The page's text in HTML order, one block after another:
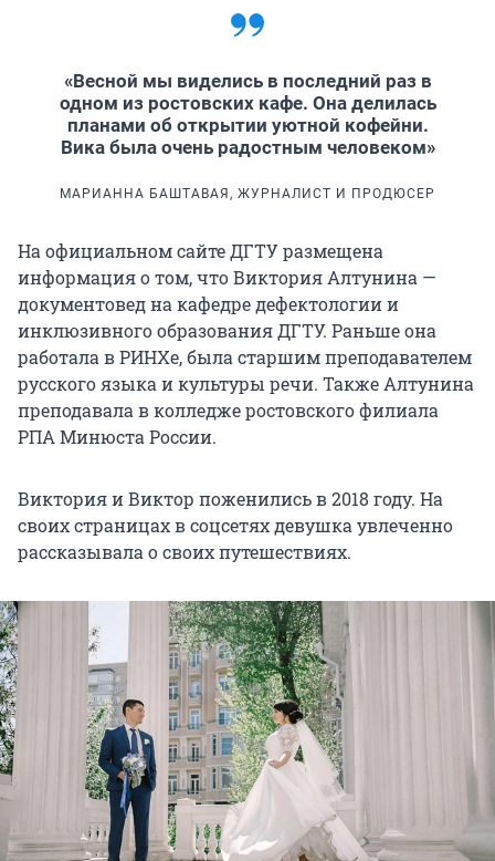
«Весной мы виделись в последний раз в
одном из ростовских кафе. Она делилась
планами об открытии уютной кофейни.
Вика была очень радостным человеком»
МАРИАННА БАШТАВАЯ, ЖУРНАЛИСТ И ПРОДЮСЕР
На официальном сайте ДГТУ размещена
информация о том, что Виктория Алтунина —
документовед на кафедре дефектологии и
инклюзивного образования ДГТУ. Раньше она
работала в РИНХе, была старшим преподавателем
русского языка и культуры речи. Также Алтунина
преподавала в колледже ростовского филиала
РПА Минюста России.
Виктория и Виктор поженились в 2018 году. На
своих страницах в соцсетях девушка увлеченно
рассказывала о своих путешествиях.